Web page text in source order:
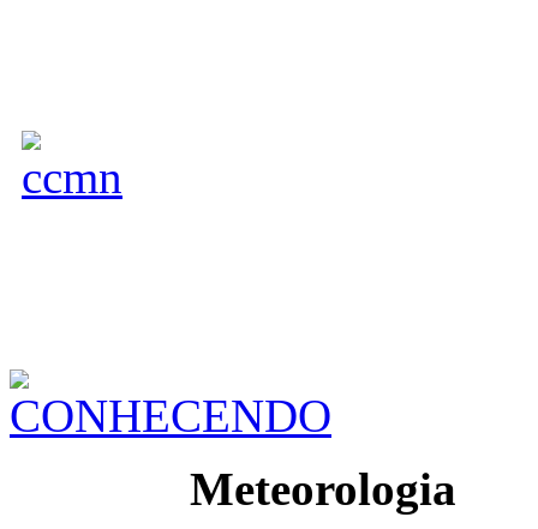
Meteorologia